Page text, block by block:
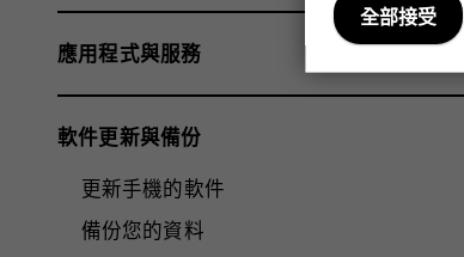
應用程式與服務
軟件更新與備份
更新手機的軟件
備份您的資料
全部接受